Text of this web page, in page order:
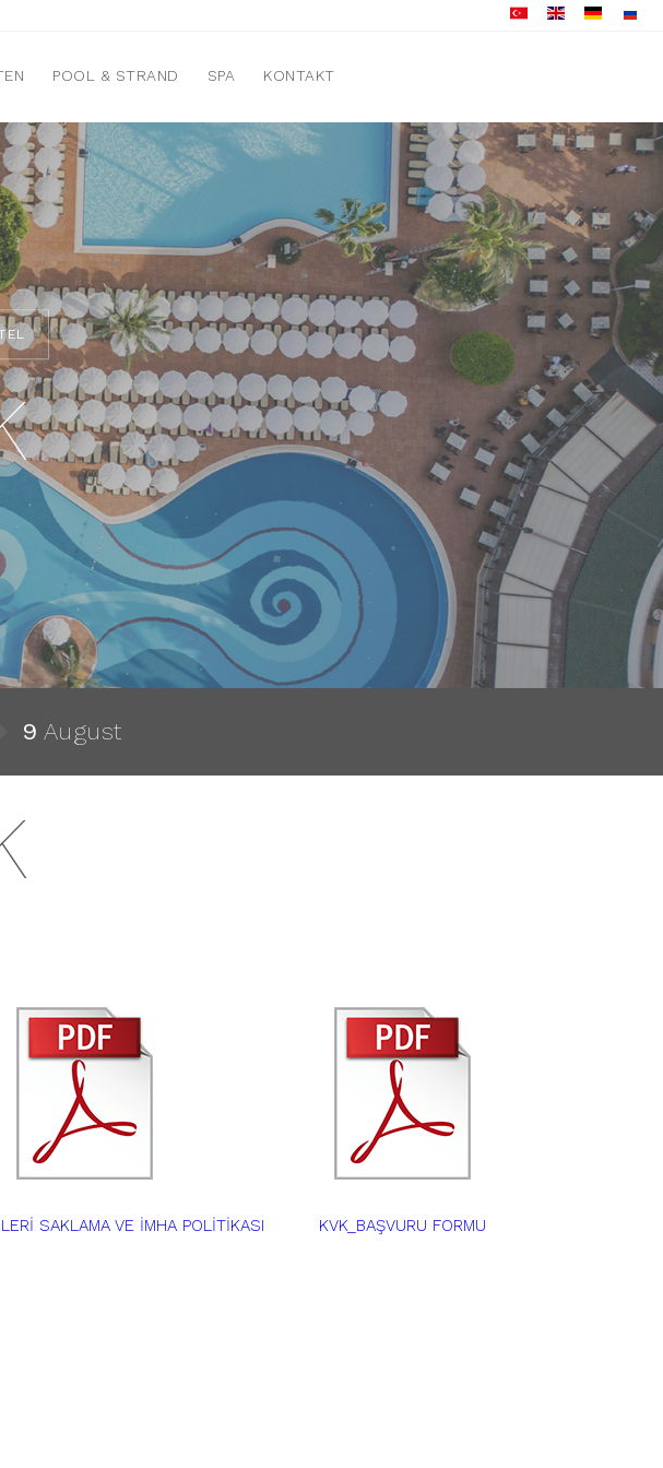
POOL & STRAND SPA KONTAKT
9 August
SAKLAMA VE İMHA POLİTİKASI KVK_BAŞVURU FORMU